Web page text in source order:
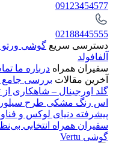
09123454577
02188445555
دسترسی سریع گوشی ورتو
آلفافولد
سفیران همراه درباره ما
آخرین مقالات بررسی جامع
گلد اورجینال – شاهکاری
اس رنگ مشکی طرح سیلور:
پیشرفته
سفیران همراه انتخابی
گوشی Vertu